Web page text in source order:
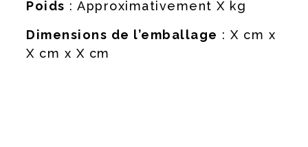
Poids : Approximativement X kg
Dimensions de l’emballage : X cm x
X cm x X cm